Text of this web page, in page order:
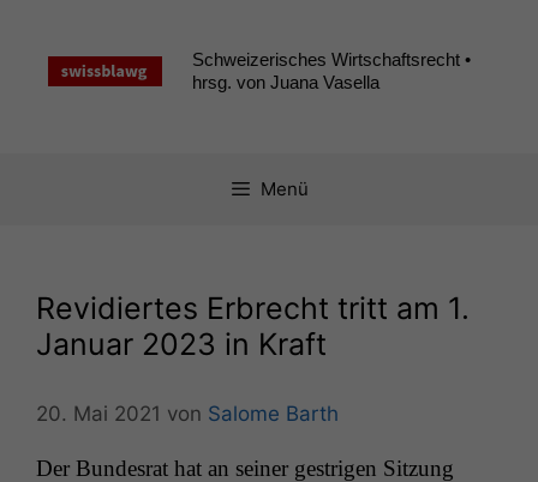
springen
Schweizerisches Wirtschaftsrecht •
hrsg. von Juana Vasella
Menü
Revidiertes Erbrecht tritt am 1.
Januar 2023 in Kraft
20. Mai 2021 von Salome Barth
Der Bun­desrat hat an sein­er gestri­gen Sitzung